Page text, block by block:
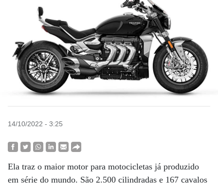
14/10/2022 - 3:25
Ela traz o maior motor para motocicletas já produzido
em série do mundo. São 2.500 cilindradas e 167 cavalos